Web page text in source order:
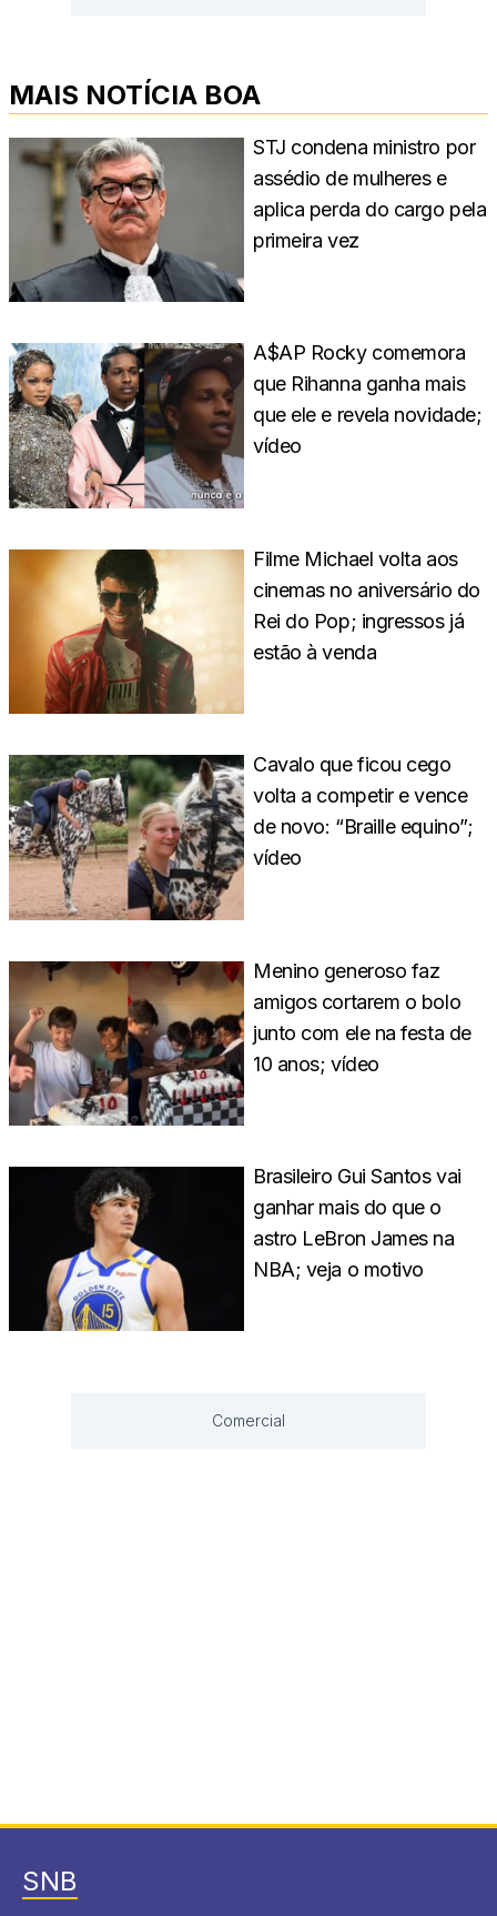
MAIS NOTÍCIA BOA
STJ condena ministro por
assédio de mulheres e
aplica perda do cargo pela
primeira vez
A$AP Rocky comemora
que Rihanna ganha mais
que ele e revela novidade;
vídeo
Filme Michael volta aos
cinemas no aniversário do
Rei do Pop; ingressos já
estão à venda
Cavalo que ficou cego
volta a competir e vence
de novo: “Braille equino”;
vídeo
Menino generoso faz
amigos cortarem o bolo
junto com ele na festa de
10 anos; vídeo
Brasileiro Gui Santos vai
ganhar mais do que o
astro LeBron James na
NBA; veja o motivo
Comercial
SNB